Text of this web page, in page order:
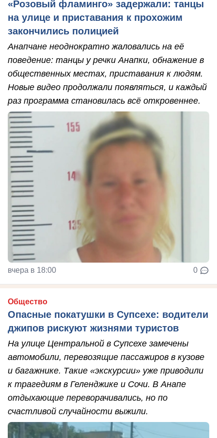
«Розовый фламинго» задержали: танцы
на улице и приставания к прохожим
закончились полицией
Анапчане неоднократно жаловались на её
поведение: танцы у речки Анапки, обнажение в
общественных местах, приставания к людям.
Новые видео продолжали появляться, и каждый
раз программа становилась всё откровеннее.
вчера в 18:00 0
Общество
Опасные покатушки в Супсехе: водители
джипов рискуют жизнями туристов
На улице Центральной в Супсехе замечены
автомобили, перевозящие пассажиров в кузове
и багажнике. Такие «экскурсии» уже приводили
к трагедиям в Геленджике и Сочи. В Анапе
отдыхающие переворачивались, но по
счастливой случайности выжили.